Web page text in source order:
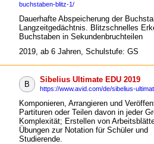
buchstaben-blitz-1/
Dauerhafte Abspeicherung der
Langzeitgedächtnis. Blitzschnelles
Buchstaben in Sekundenbruchteilen
2019, ab 6 Jahren, Schulstufe: GS
B
Sibelius Ultimate EDU 2019
https://www.avid.com/de/sibelius-
Komponieren, Arrangieren und
Partituren oder Teilen davon in jeder
Komplexität; Erstellen von
Übungen zur Notation für Schüler und
Studierende.